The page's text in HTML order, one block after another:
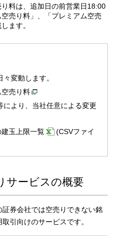
料は、追加日の前営業日18:00
売り料」、「プレミアム空売
ます。
変動します。
売り料
により、当社任意による変更
玉上限一覧
(CSVファイ
サービスの概要
券会社では空売りできない銘
引向けのサービスです。